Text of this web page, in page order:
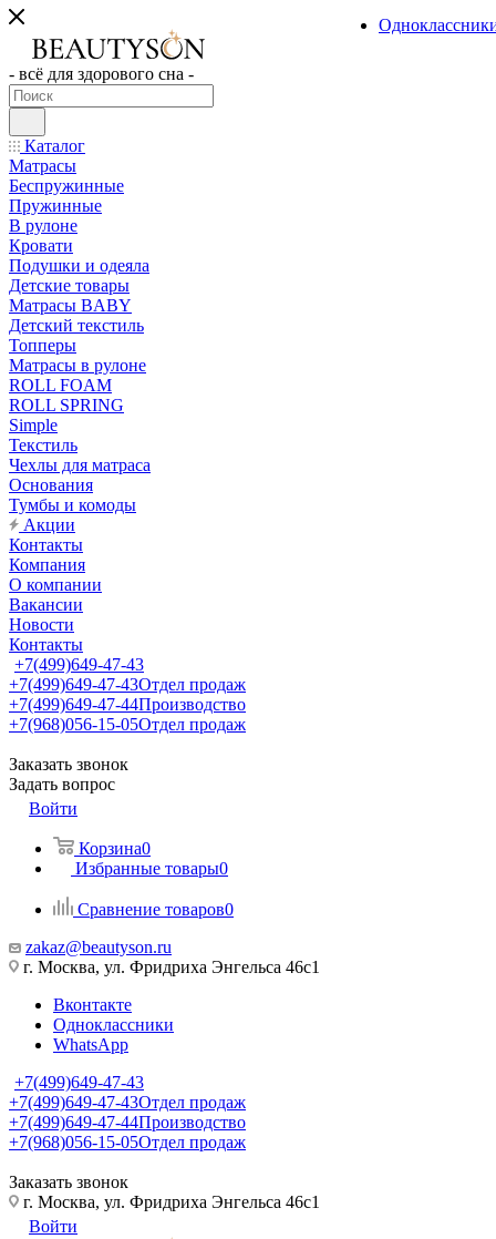
- всё для здорового сна -
Каталог
Матрасы
Беспружинные
Пружинные
В рулоне
Кровати
Подушки и одеяла
Детские товары
Матрасы BABY
Детский текстиль
Топперы
Матрасы в рулоне
ROLL FOAM
ROLL SPRING
Simple
Текстиль
Чехлы для матраса
Основания
Тумбы и комоды
Акции
Контакты
Компания
О компании
Вакансии
Новости
Контакты
+7(499)649-47-43
+7(499)649-47-43Отдел продаж
+7(499)649-47-44Производство
+7(968)056-15-05Отдел продаж
Заказать звонок
Задать вопрос
Войти
Корзина0
Избранные товары0
Сравнение товаров0
zakaz@beautyson.ru
г. Москва, ул. Фридриха Энгельса 46с1
Вконтакте
Одноклассники
WhatsApp
+7(499)649-47-43
+7(499)649-47-43Отдел продаж
+7(499)649-47-44Производство
+7(968)056-15-05Отдел продаж
Заказать звонок
г. Москва, ул. Фридриха Энгельса 46с1
Войти